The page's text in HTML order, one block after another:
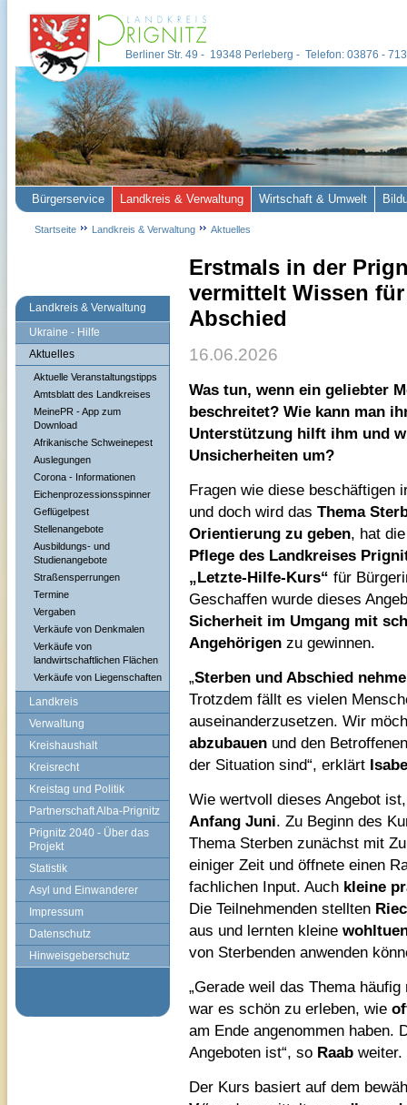
Landkreis & Verwaltung
Ukraine - Hilfe
Aktuelles
Aktuelle Veranstaltungstipps
Amtsblatt des Landkreises
MeinePR - App zum
Download
Afrikanische Schweinepest
Auslegungen
Corona - Informationen
Eichenprozessionsspinner
Geflügelpest
Stellenangebote
Ausbildungs- und
Studienangebote
Straßensperrungen
Termine
Vergaben
Verkäufe von Denkmalen
Verkäufe von
landwirtschaftlichen Flächen
Verkäufe von Liegenschaften
Landkreis
Verwaltung
Kreishaushalt
Kreisrecht
Kreistag und Politik
Partnerschaft Alba-Prignitz
Prignitz 2040 - Über das
Projekt
Statistik
Asyl und Einwanderer
Impressum
Datenschutz
Hinweisgeberschutz
Erstmals in der
vermittelt Wissen
Abschied
16.06.2026
Was tun, wenn ein geliebter
beschreitet? Wie kann man
Unterstützung hilft ihm und
Unsicherheiten um?
Fragen wie diese beschäftigen
und doch wird das Thema
Orientierung zu geben, hat
Pflege des Landkreises
„Letzte-Hilfe-Kurs“ für
Geschaffen wurde dieses
Sicherheit im Umgang mit
Angehörigen zu gewinnen.
„Sterben und Abschied
Trotzdem fällt es vielen
auseinanderzusetzen. Wir
abzubauen und den
der Situation sind“, erklärt
Wie wertvoll dieses Angebot
Anfang Juni. Zu Beginn des
Thema Sterben zunächst mit
einiger Zeit und öffnete einen
fachlichen Input. Auch kleine
Die Teilnehmenden stellten
aus und lernten kleine
von Sterbenden anwenden
„Gerade weil das Thema häufig
war es schön zu erleben, wie
am Ende angenommen haben.
Angeboten ist“, so Raab weiter.
Der Kurs basiert auf dem
Berliner Str. 49 - 19348 Perleberg - Telefon: 03876 -
Bürgerservice Landkreis & Verwaltung Wirtschaft & Umwelt
Startseite Landkreis & Verwaltung Aktuelles